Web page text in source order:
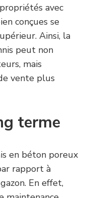
avec
conçues se
Ainsi, la
peut non
mais
vente plus
terme
en béton poreux
rapport à
En effet,